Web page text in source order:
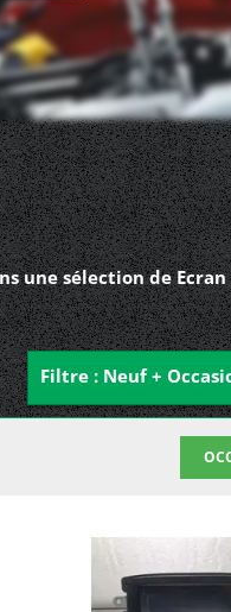
une sélection de Ecran
Filtre : Neuf +